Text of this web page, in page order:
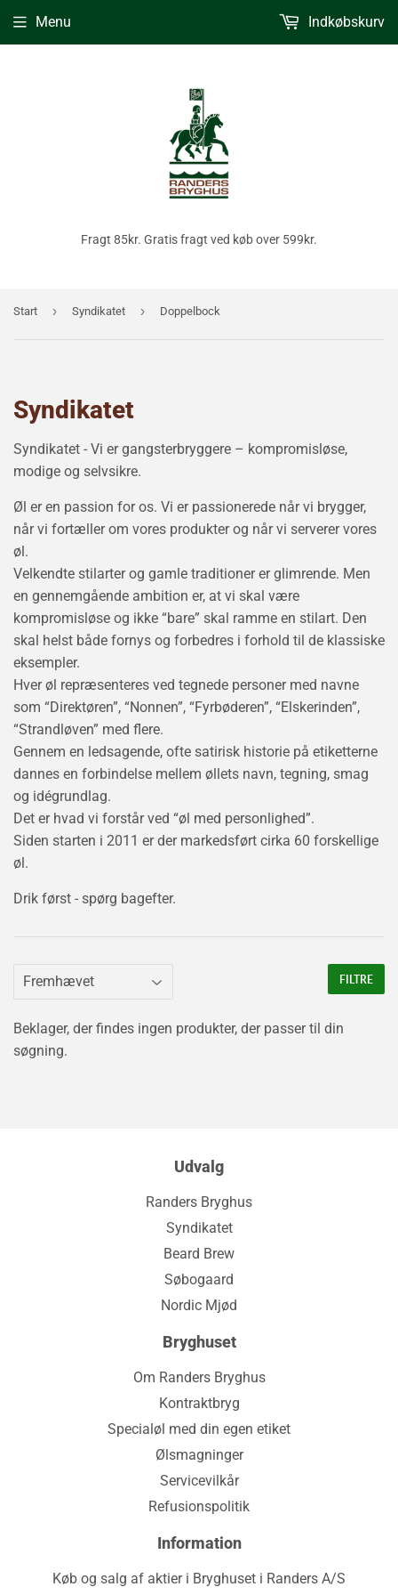
Fragt 85kr. Gratis fragt ved køb over 599kr.
Menu Indkøbskurv
Start › Syndikatet › Doppelbock
Syndikatet
Syndikatet - Vi er gangsterbryggere – kompromisløse,
modige og selvsikre.
Øl er en passion for os. Vi er passionerede når vi brygger,
når vi fortæller om vores produkter og når vi serverer vores
øl.
Velkendte stilarter og gamle traditio­ner­ er glimrende. Men
en gennemgående ambition er, at vi skal være
kompromisløse og ikke “bare” skal ramme en stilart. Den
skal helst både fornys og forbedres i forhold til de klassiske
eksempler.
Hver øl repræsenteres ved tegnede personer med navne
som “Direktøren”, “Nonnen”, “Fyrbøderen”, “Elskerinden”,
“Strandløven” med flere.
Gennem en ledsagende, ofte satirisk historie på etiketter­ne
dannes en forbindelse mellem øllets navn, teg­ning, smag
og idégrundlag.
Det er hvad vi forstår ved “øl med personlighed”.
Siden starten i 2011 er der markedsført cirka 60 forskellige
øl.
Drik først - spørg bagefter.
FILTRE
Beklager, der findes ingen produkter, der passer til din
søgning.
Udvalg
Randers Bryghus
Syndikatet
Beard Brew
Søbogaard
Nordic Mjød
Bryghuset
Om Randers Bryghus
Kontraktbryg
Specialøl med din egen etiket
Ølsmagninger
Servicevilkår
Refusionspolitik
Information
Køb og salg af aktier i Bryghuset i Randers A/S